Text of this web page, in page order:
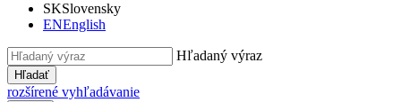
SKSlovensky
ENEnglish
Hľadaný výraz
Hľadať
rozšírené vyhľadávanie